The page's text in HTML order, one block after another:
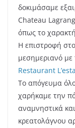
δοκιμάσαμε
Chateau
όπως το
Η επιστροφή
μεσημεριανό
Restaurant
Το απόγευμα
χαρήκαμε την
αναμνηστικά
κρεατολάγνου